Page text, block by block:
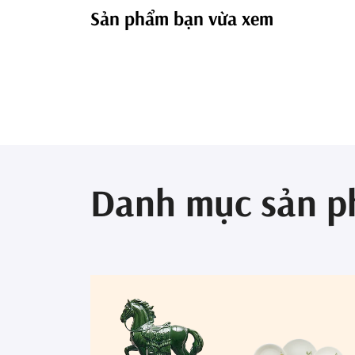
Sản phẩm bạn vừa xem
Danh mục sản